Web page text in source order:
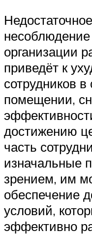
организации
приведёт к
сотрудников
помещении,
достижению
часть
изначальные
зрением, им
обеспечение
условий,
эффективно